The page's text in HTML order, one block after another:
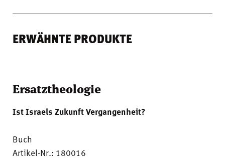
ERWÄHNTE PRODUKTE
Ersatztheologie
Buch
Artikel-Nr.: 180016
Ist Israels Zukunft Vergangenheit?